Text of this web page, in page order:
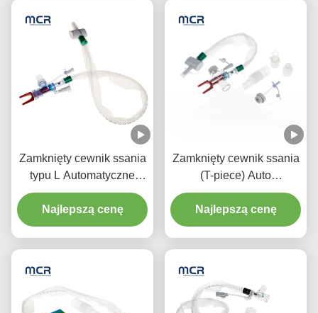
Zamknięty cewnik ssania
typu L Automatyczne
spłukiwanie 10fr 72h
Podwójny obrotowy
łokieć dla szpitala
Najlepszą cenę
Zamknięty cewnik ssania
(T-piece) Auto
spłukiwanie 72H dla
dorosłych
Najlepszą cenę